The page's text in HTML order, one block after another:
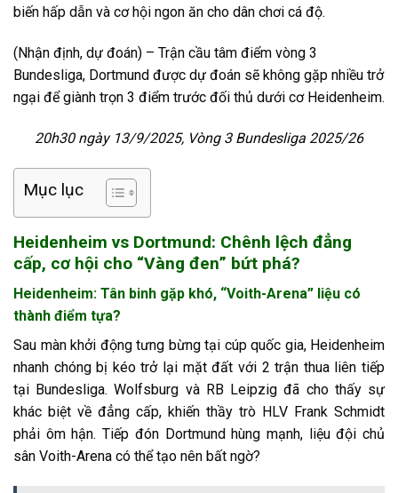
biến hấp dẫn và cơ hội ngon ăn cho dân chơi cá độ.
(Nhận định, dự đoán) – Trận cầu tâm điểm vòng 3
Bundesliga, Dortmund được dự đoán sẽ không gặp nhiều trở
ngại để giành trọn 3 điểm trước đối thủ dưới cơ Heidenheim.
20h30 ngày 13/9/2025, Vòng 3 Bundesliga 2025/26
Mục lục
Heidenheim vs Dortmund: Chênh lệch đẳng
cấp, cơ hội cho “Vàng đen” bứt phá?
Heidenheim: Tân binh gặp khó, “Voith-Arena” liệu có
thành điểm tựa?
Sau màn khởi động tưng bừng tại cúp quốc gia, Heidenheim
nhanh chóng bị kéo trở lại mặt đất với 2 trận thua liên tiếp
tại Bundesliga. Wolfsburg và RB Leipzig đã cho thấy sự
khác biệt về đẳng cấp, khiến thầy trò HLV Frank Schmidt
phải ôm hận. Tiếp đón Dortmund hùng mạnh, liệu đội chủ
sân Voith-Arena có thể tạo nên bất ngờ?